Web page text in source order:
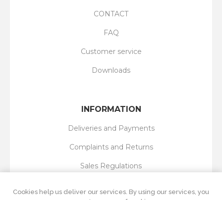
CONTACT
FAQ
Customer service
Downloads
INFORMATION
Deliveries and Payments
Complaints and Returns
Sales Regulations
Cookies help us deliver our services. By using our services, you